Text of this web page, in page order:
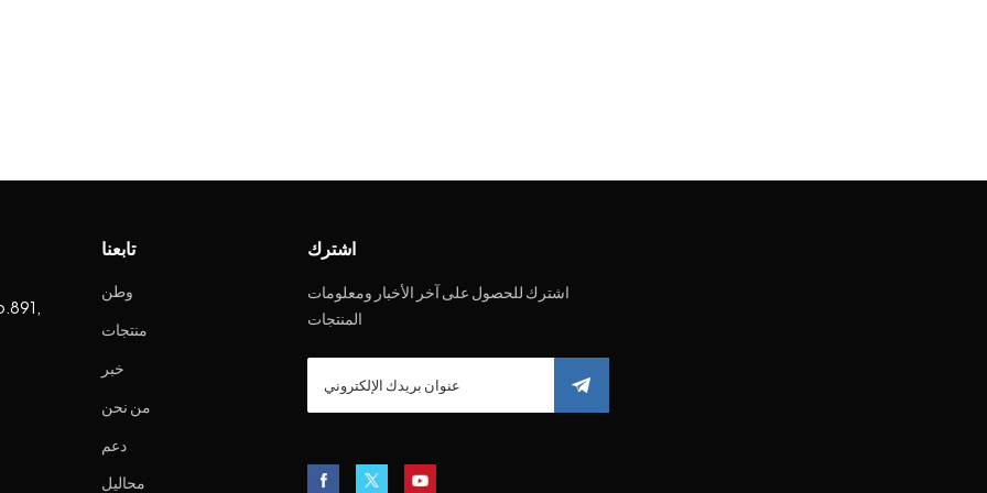
تابعنا
وطن
منتجات
خبر
من نحن
دعم
محاليل
اشترك
اشترك للحصول على آخر الأخبار ومعلومات
المنتجات